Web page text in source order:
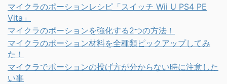
マイクラのポーションレシピ「スイッチ Wii U PS4 PE
Vita」
マイクラのポーションを強化する2つの方法！
マイクラのポーション材料を全種類ピックアップしてみ
た！
マイクラでポーションの投げ方が分からない時に注意した
い事